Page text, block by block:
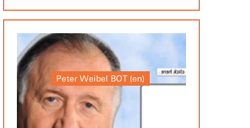
Peter Weibel BOT (en)